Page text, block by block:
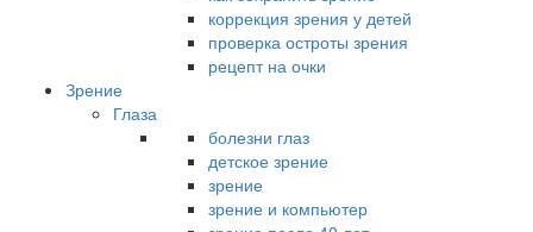
коррекция зрения у детей
проверка остроты зрения
рецепт на очки
Зрение
Глаза
болезни глаз
детское зрение
зрение
зрение и компьютер